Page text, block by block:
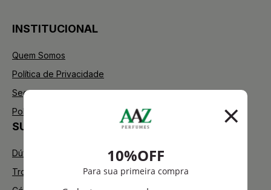
INSTITUCIONAL
Quem Somos
Política de Privacidade
Segurança
Política de Troca
SUPORTE
Dúvidas Frequentes
Trocas e Devoluções